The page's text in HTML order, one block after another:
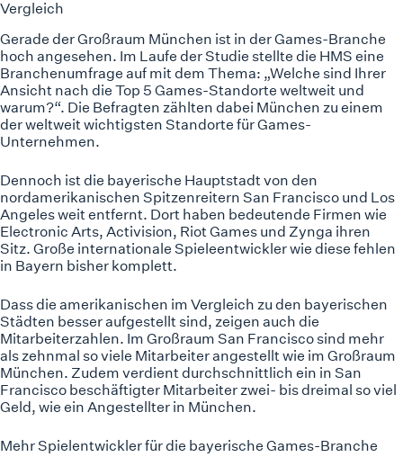
Vergleich
Gerade der Großraum München ist in der Games-Branche
hoch angesehen. Im Laufe der Studie stellte die HMS eine
Branchenumfrage auf mit dem Thema: „Welche sind Ihrer
Ansicht nach die Top 5 Games-Standorte weltweit und
warum?“. Die Befragten zählten dabei München zu einem
der weltweit wichtigsten Standorte für Games-
Unternehmen.
Dennoch ist die bayerische Hauptstadt von den
nordamerikanischen Spitzenreitern San Francisco und Los
Angeles weit entfernt. Dort haben bedeutende Firmen wie
Electronic Arts, Activision, Riot Games und Zynga ihren
Sitz. Große internationale Spieleentwickler wie diese fehlen
in Bayern bisher komplett.
Dass die amerikanischen im Vergleich zu den bayerischen
Städten besser aufgestellt sind, zeigen auch die
Mitarbeiterzahlen. Im Großraum San Francisco sind mehr
als zehnmal so viele Mitarbeiter angestellt wie im Großraum
München. Zudem verdient durchschnittlich ein in San
Francisco beschäftigter Mitarbeiter zwei- bis dreimal so viel
Geld, wie ein Angestellter in München.
Mehr Spielentwickler für die bayerische Games-Branche